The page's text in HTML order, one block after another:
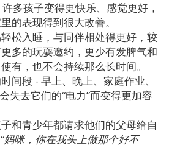
多孩子变得更快乐、感觉更好，
的表现得到很大改善。
松入睡，与同伴相处得更好，较
多的玩耍邀约，更少有发脾气和
有，也不会持续那么长时间。
间段 - 早上、晚上、家庭作业、
失去它们的“电力”而变得更加容
和青少年都请求他们的父母给自
“妈咪，你在我头上做那个好不